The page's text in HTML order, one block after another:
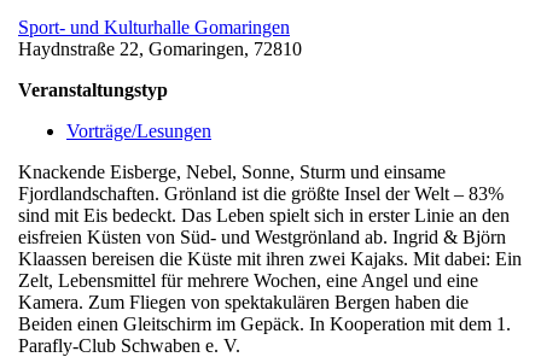
Sport- und Kulturhalle Gomaringen
Haydnstraße 22, Gomaringen, 72810
Veranstaltungstyp
Vorträge/Lesungen
Knackende Eisberge, Nebel, Sonne, Sturm und einsame
Fjordlandschaften. Grönland ist die größte Insel der Welt – 83%
sind mit Eis bedeckt. Das Leben spielt sich in erster Linie an den
eisfreien Küsten von Süd- und Westgrönland ab. Ingrid & Björn
Klaassen bereisen die Küste mit ihren zwei Kajaks. Mit dabei: Ein
Zelt, Lebensmittel für mehrere Wochen, eine Angel und eine
Kamera. Zum Fliegen von spektakulären Bergen haben die
Beiden einen Gleitschirm im Gepäck. In Kooperation mit dem 1.
Parafly-Club Schwaben e. V.